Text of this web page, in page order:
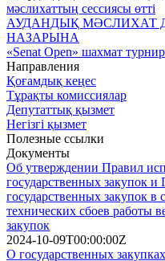
мәслихаттың сессиясы өтті
АУДАНДЫҚ МӘСЛИХАТ
НАЗАРЫНА
«Senat Open» шахмат
Направления
Қоғамдық кеңес
Тұрақты комиссиялар
Депутаттық қызмет
Негізгі қызмет
Полезные ссылки
Документы
Об утверждении Правил
государственных закупок
государственных закупок в
технических сбоев работы
закупок
2024-10-09T00:00:00Z
О государственных закупках